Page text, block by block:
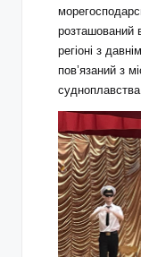
розташований
регіоні з
пов’язаний з
судноплавства